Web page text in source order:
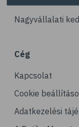
# gasztronómia
# megfázás
# influenza
# orrfolyás
# C-vitamin
#
Nagyvállalati
Cég
Kapcsolat
Cookie
Adatkezelési